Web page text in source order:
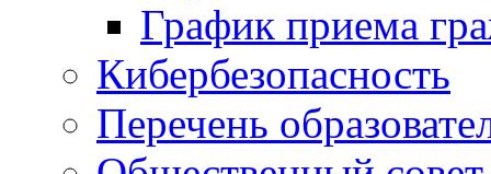
График приема
Кибербезопасность
Перечень